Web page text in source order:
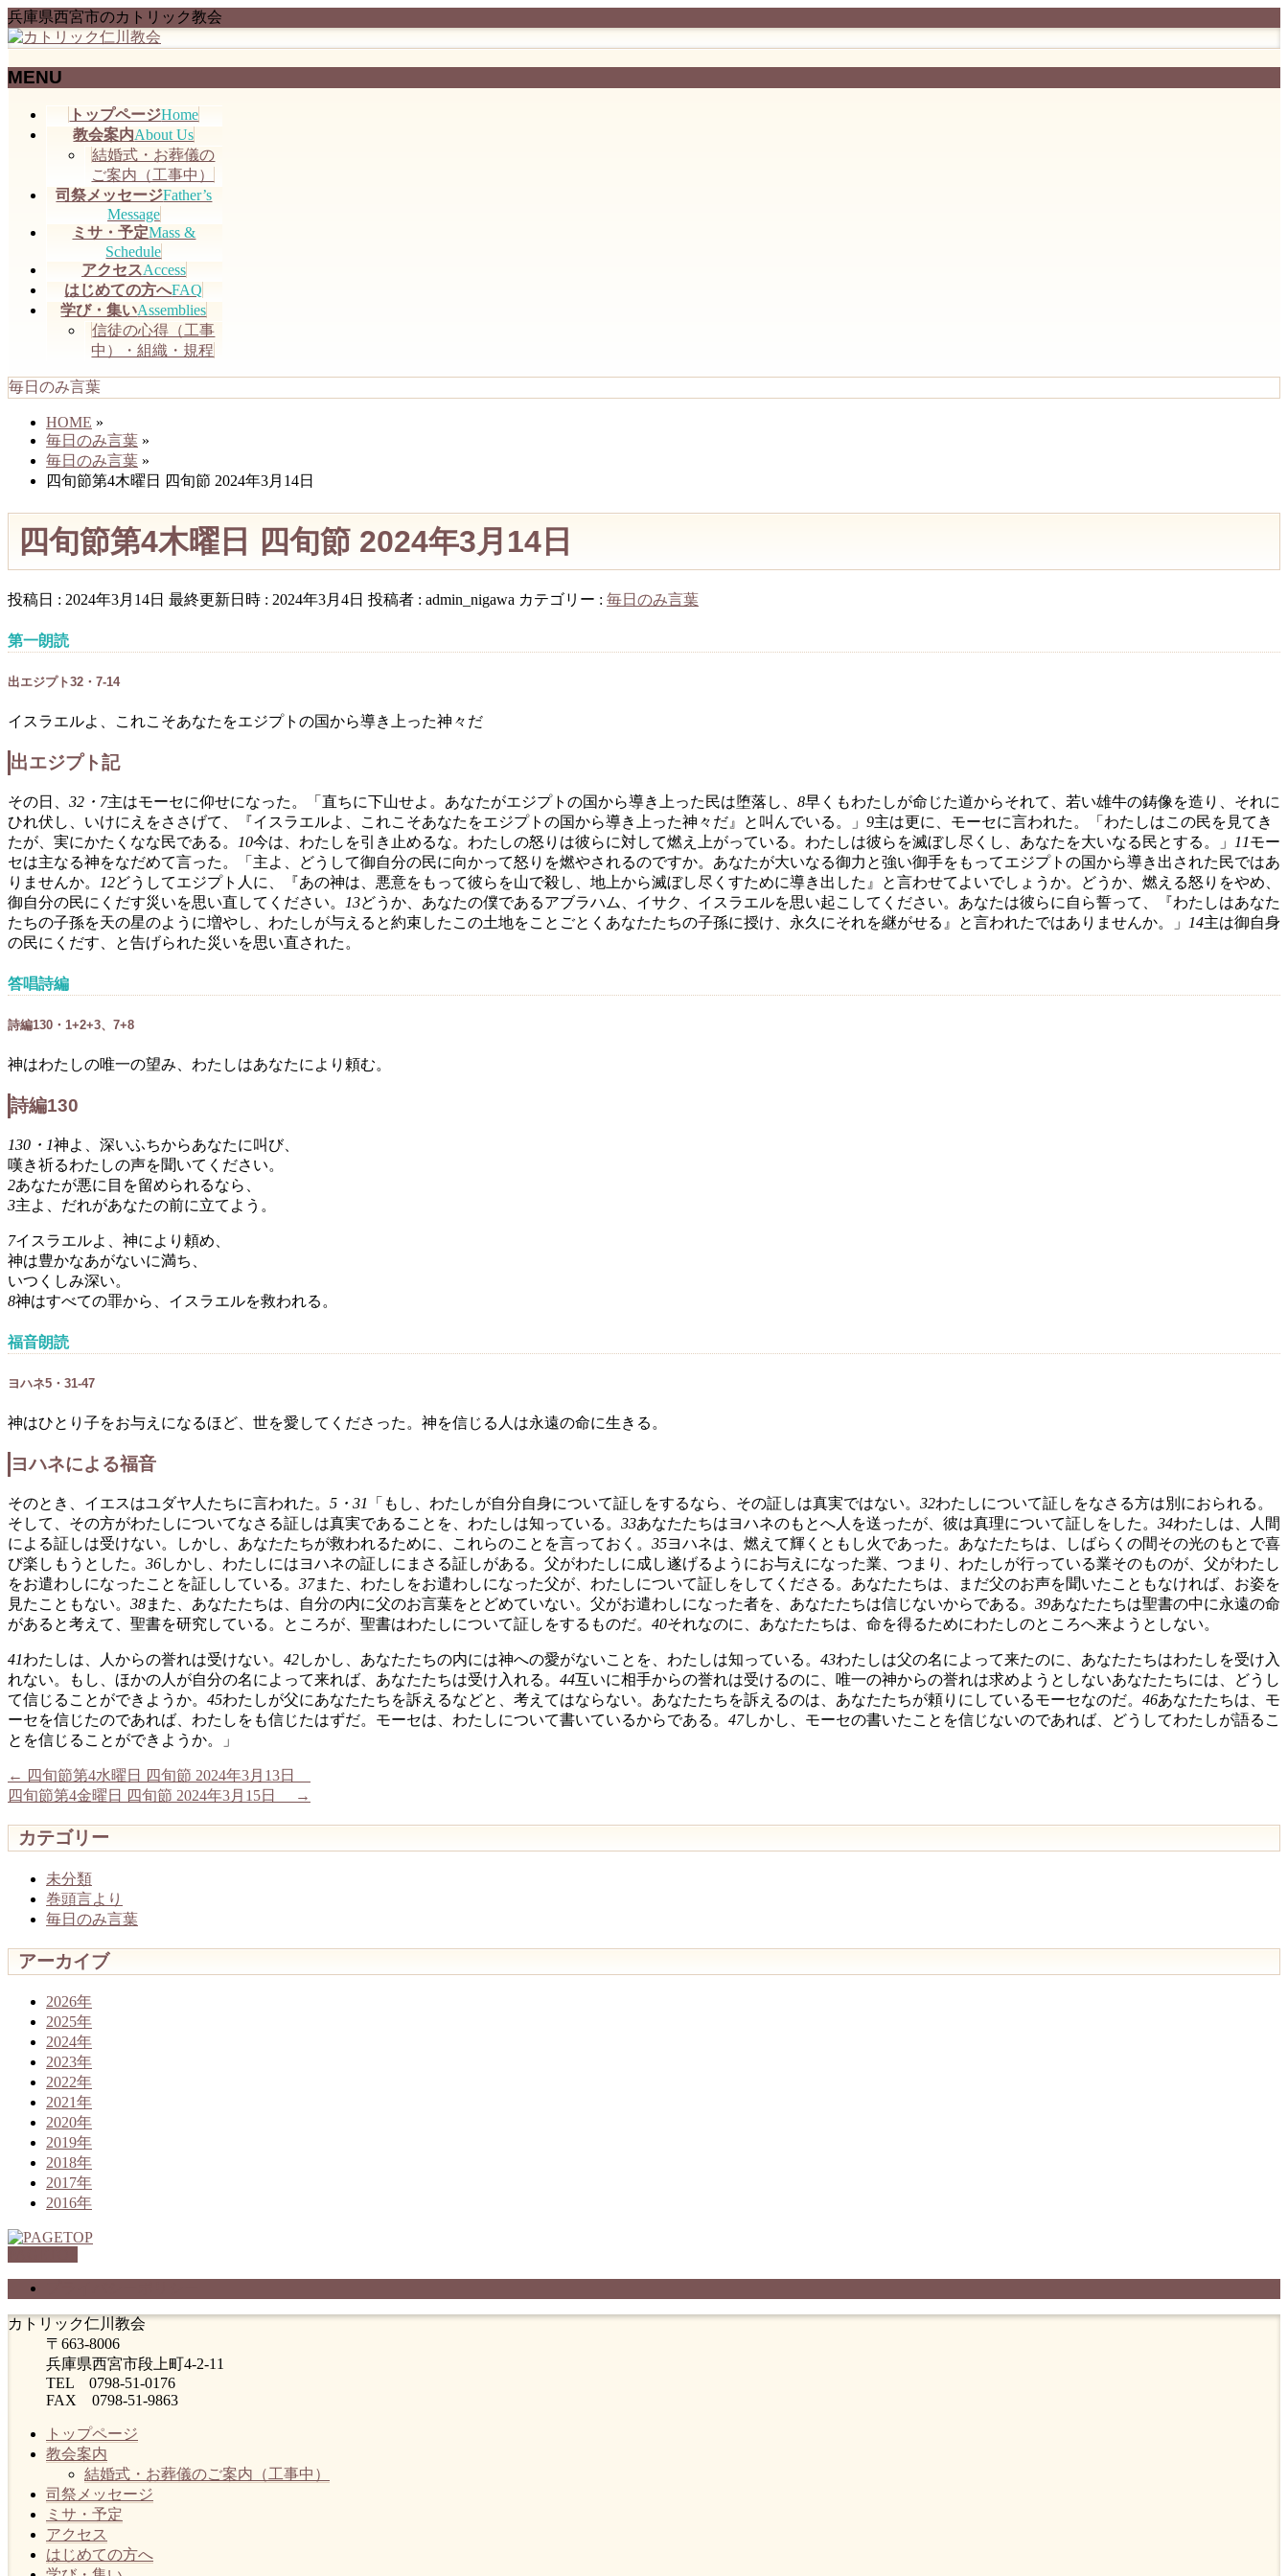
兵庫県西宮市のカトリック教会
MENU
トップページHome
教会案内About Us
結婚式・お葬儀の
ご案内（工事中）
司祭メッセージFather’s
Message
ミサ・予定Mass &
Schedule
アクセスAccess
はじめての方へFAQ
学び・集いAssemblies
信徒の心得（工事
中）・組織・規程
毎日のみ言葉
HOME »
毎日のみ言葉 »
毎日のみ言葉 »
四旬節第4木曜日 四旬節 2024年3月14日
四旬節第4木曜日 四旬節 2024年3月14日
投稿日 : 2024年3月14日 最終更新日時 : 2024年3月4日 投稿者 : admin_nigawa カテゴリー : 毎日のみ言葉
第一朗読
出エジプト32・7-14
イスラエルよ、これこそあなたをエジプトの国から導き上った神々だ
出エジプト記
その日、 32・7主はモーセに仰せになった。「直ちに下山せよ。あなたがエジプトの国から導き上った民は堕落し、 8早くもわたしが命じた道からそれて、若い雄牛の鋳像を造り、それに
ひれ伏し、いけにえをささげて、『イスラエルよ、これこそあなたをエジプトの国から導き上った神々だ』と叫んでいる。」 9主は更に、モーセに言われた。「わたしはこの民を見てき
たが、実にかたくなな民である。
10今は、わたしを引き止めるな。わたしの怒りは彼らに対して燃え上がっている。わたしは彼らを滅ぼし尽くし、あなたを大いなる民とする。」 11モー
セは主なる神をなだめて言った。「主よ、どうして御自分の民に向かって怒りを燃やされるのですか。あなたが大いなる御力と強い御手をもってエジプトの国から導き出された民ではあ
りませんか。
12どうしてエジプト人に、『あの神は、悪意をもって彼らを山で殺し、地上から滅ぼし尽くすために導き出した』と言わせてよいでしょうか。どうか、燃える怒りをやめ、
御自分の民にくだす災いを思い直してください。
13どうか、あなたの僕であるアブラハム、イサク、イスラエルを思い起こしてください。あなたは彼らに自ら誓って、『わたしはあなた
たちの子孫を天の星のように増やし、わたしが与えると約束したこの土地をことごとくあなたたちの子孫に授け、永久にそれを継がせる』と言われたではありませんか。」
14主は御自身
の民にくだす、と告げられた災いを思い直された。
答唱詩編
詩編130・1+2+3、7+8
神はわたしの唯一の望み、わたしはあなたにより頼む。
詩編130
130・1神よ、深いふちからあなたに叫び、
嘆き祈るわたしの声を聞いてください。
2あなたが悪に目を留められるなら、
3主よ、だれがあなたの前に立てよう。
7イスラエルよ、神により頼め、
神は豊かなあがないに満ち、
いつくしみ深い。
8神はすべての罪から、イスラエルを救われる。
福音朗読
ヨハネ5・31-47
神はひとり子をお与えになるほど、世を愛してくださった。神を信じる人は永遠の命に生きる。
ヨハネによる福音
そのとき、イエスはユダヤ人たちに言われた。 5・31 「もし、わたしが自分自身について証しをするなら、その証しは真実ではない。 32わたしについて証しをなさる方は別におられる。
そして、その方がわたしについてなさる証しは真実であることを、わたしは知っている。 33あなたたちはヨハネのもとへ人を送ったが、彼は真理について証しをした。 34わたしは、人間
による証しは受けない。しかし、あなたたちが救われるために、これらのことを言っておく。 35ヨハネは、燃えて輝くともし火であった。あなたたちは、しばらくの間その光のもとで喜
び楽しもうとした。 36しかし、わたしにはヨハネの証しにまさる証しがある。父がわたしに成し遂げるようにお与えになった業、つまり、わたしが行っている業そのものが、父がわたし
をお遣わしになったことを証ししている。 37また、わたしをお遣わしになった父が、わたしについて証しをしてくださる。あなたたちは、まだ父のお声を聞いたこともなければ、お姿を
見たこともない。 38また、あなたたちは、自分の内に父のお言葉をとどめていない。父がお遣わしになった者を、あなたたちは信じないからである。 39あなたたちは聖書の中に永遠の命
があると考えて、聖書を研究している。ところが、聖書はわたしについて証しをするものだ。 40それなのに、あなたたちは、命を得るためにわたしのところへ来ようとしない。
41わたしは、人からの誉れは受けない。 42しかし、あなたたちの内には神への愛がないことを、わたしは知っている。 43わたしは父の名によって来たのに、あなたたちはわたしを受け入
れない。もし、ほかの人が自分の名によって来れば、あなたたちは受け入れる。 44互いに相手からの誉れは受けるのに、唯一の神からの誉れは求めようとしないあなたたちには、どうし
て信じることができようか。 45わたしが父にあなたたちを訴えるなどと、考えてはならない。あなたたちを訴えるのは、あなたたちが頼りにしているモーセなのだ。 46あなたたちは、モ
ーセを信じたのであれば、わたしをも信じたはずだ。モーセは、わたしについて書いているからである。 47しかし、モーセの書いたことを信じないのであれば、どうしてわたしが語るこ
とを信じることができようか。」
← 四旬節第4水曜日 四旬節 2024年3月13日
四旬節第4金曜日 四旬節 2024年3月15日
→
カテゴリー
未分類
巻頭言より
毎日のみ言葉
アーカイブ
2026年
2025年
2024年
2023年
2022年
2021年
2020年
2019年
2018年
2017年
2016年
カトリック仁川教会
〒663-8006
兵庫県西宮市段上町4-2-11
TEL 0798-51-0176
FAX 0798-51-9863
トップページ
教会案内
結婚式・お葬儀のご案内（工事中）
司祭メッセージ
ミサ・予定
アクセス
はじめての方へ